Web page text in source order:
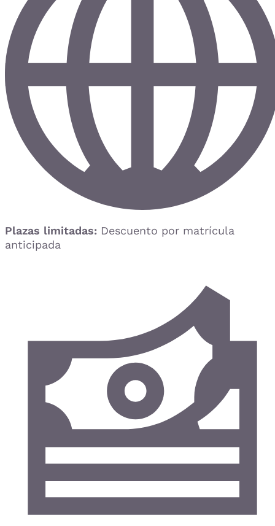
Plazas limitadas: Descuento por matrícula
anticipada